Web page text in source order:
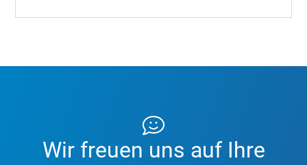
Wir freuen uns auf Ihre